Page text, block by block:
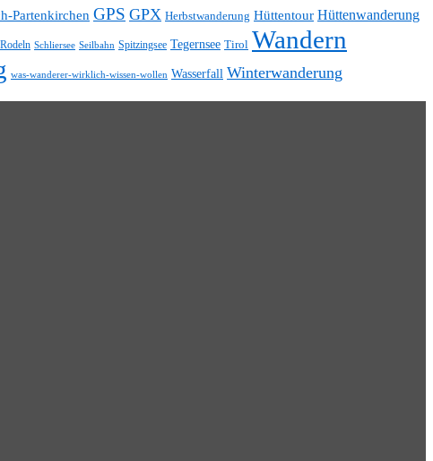
Partenkirchen GPS GPX Herbstwanderung Hüttentour Hüttenwanderung
Rodeln Schliersee Seilbahn Spitzingsee Tegernsee Tirol Wandern
was-wanderer-wirklich-wissen-wollen Wasserfall Winterwanderung